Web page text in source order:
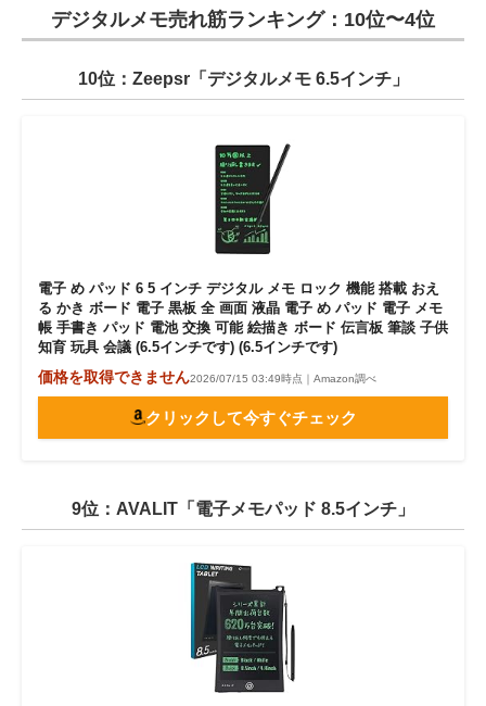
デジタルメモ売れ筋ランキング：10位〜4位
10位：Zeepsr「デジタルメモ 6.5インチ」
電子 め パッド 6 5 インチ デジタル メモ ロック 機能 搭載 おえ
る かき ボード 電子 黒板 全 画面 液晶 電子 め パッド 電子 メモ
帳 手書き パッド 電池 交換 可能 絵描き ボード 伝言板 筆談 子供
知育 玩具 会議 (6.5インチです) (6.5インチです)
価格を取得できません2026/07/15 03:49時点｜Amazon調べ
クリックして今すぐチェック
9位：AVALIT「電子メモパッド 8.5インチ」